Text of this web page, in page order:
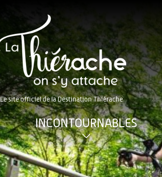
Le site officiel de la Destination Thiérache
INCONTOURNABLES